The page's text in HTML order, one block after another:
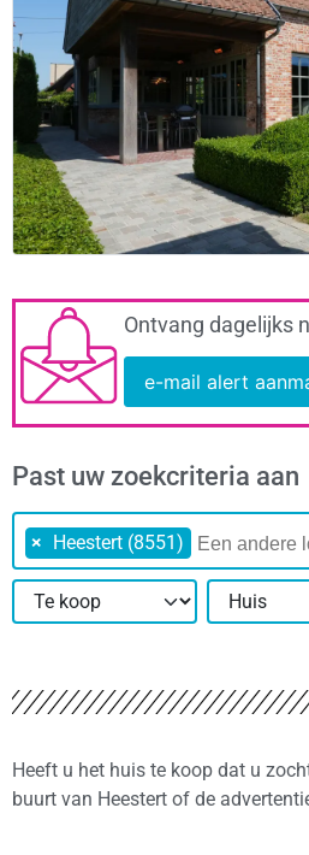
Ontvang dagelijks
e-mail alert
Past uw zoekcriteria aan
× Heestert (8551)
Heeft u het huis te koop dat u
buurt van Heestert of de